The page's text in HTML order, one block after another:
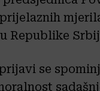
Republike
se